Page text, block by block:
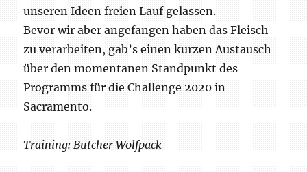
unseren Ideen freien Lauf gelassen.
Bevor wir aber angefangen haben das Fleisch
zu verarbeiten, gab’s einen kurzen Austausch
über den momentanen Standpunkt des
Programms für die Challenge 2020 in
Sacramento.
Training: Butcher Wolfpack